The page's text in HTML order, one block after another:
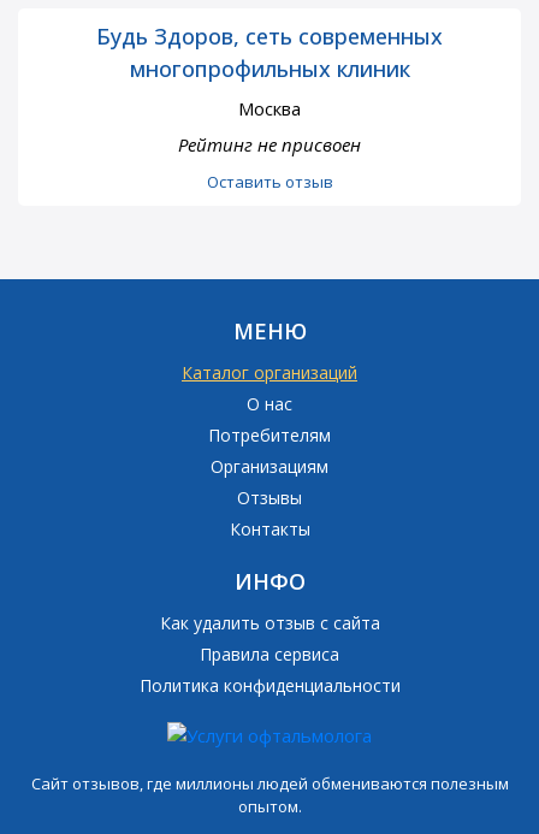
Будь Здоров, сеть современных
многопрофильных клиник
Москва
Рейтинг не присвоен
Оставить отзыв
МЕНЮ
Каталог организаций
О нас
Потребителям
Организациям
Отзывы
Контакты
ИНФО
Как удалить отзыв с сайта
Правила сервиса
Политика конфиденциальности
Сайт отзывов, где миллионы людей обмениваются полезным
опытом.